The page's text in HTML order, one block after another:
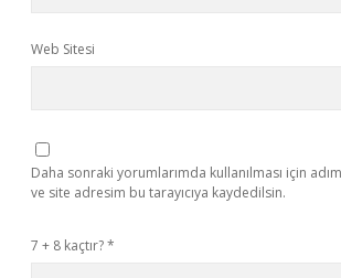
Web Sitesi
Daha sonraki yorumlarımda kullanılması için
ve site adresim bu tarayıcıya kaydedilsin.
7 + 8 kaçtır?*